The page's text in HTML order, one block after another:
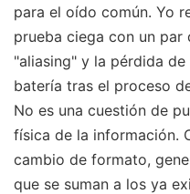
para el oído común. Yo
prueba ciega con un par
"aliasing" y la pérdida
batería tras el proceso
No es una cuestión de
física de la información.
cambio de formato,
que se suman a los ya